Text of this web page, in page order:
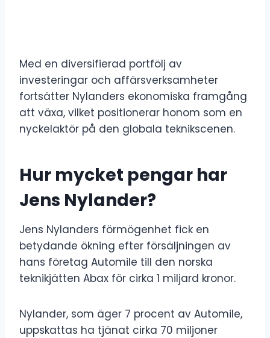
Med en diversifierad portfölj av
investeringar och affärsverksamheter
fortsätter Nylanders ekonomiska framgång
att växa, vilket positionerar honom som en
nyckelaktör på den globala teknikscenen.
Hur mycket pengar har
Jens Nylander?
Jens Nylanders förmögenhet fick en
betydande ökning efter försäljningen av
hans företag Automile till den norska
teknikjätten Abax för cirka 1 miljard kronor.
Nylander, som äger 7 procent av Automile,
uppskattas ha tjänat cirka 70 miljoner